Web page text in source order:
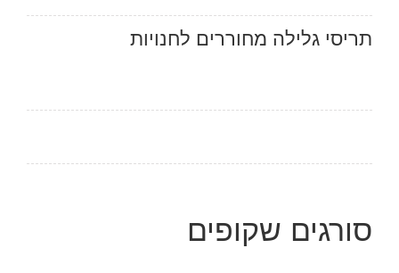
תריסי גלילה מחוררים לחנויות
סורגים שקופים